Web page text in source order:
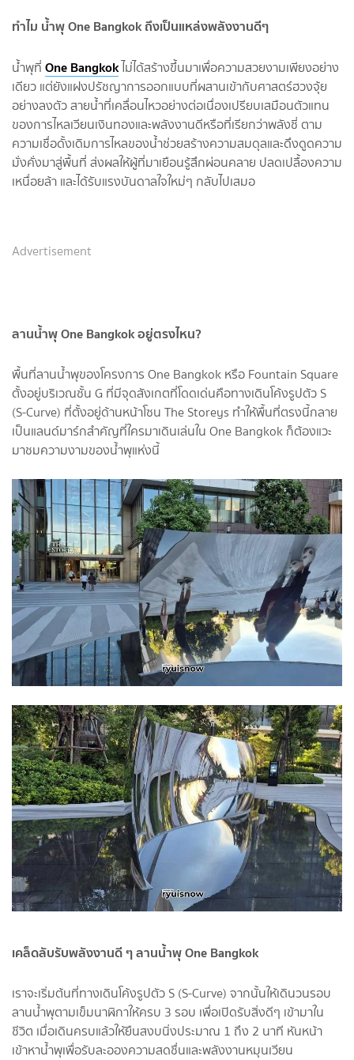
ทำไม น้ำพุ One Bangkok ถึงเป็นแหล่งพลังงานดีๆ
น้ำพุที่ One Bangkokไม่ได้สร้างขึ้นมาเพื่อความสวยงามเพียงอย่าง
เดียว แต่ยังแฝงปรัชญาการออกแบบที่ผสานเข้ากับศาสตร์ฮวงจุ้ย
อย่างลงตัว สายน้ำที่เคลื่อนไหวอย่างต่อเนื่องเปรียบเสมือนตัวแทน
ของการไหลเวียนเงินทองและพลังงานดีหรือที่เรียกว่าพลังชี่ ตาม
ความเชื่อดั้งเดิมการไหลของน้ำช่วยสร้างความสมดุลและดึงดูดความ
มั่งคั่งมาสู่พื้นที่ ส่งผลให้ผู้ที่มาเยือนรู้สึกผ่อนคลาย ปลดเปลื้องความ
เหนื่อยล้า และได้รับแรงบันดาลใจใหม่ๆ กลับไปเสมอ
Advertisement
ลานน้ำพุ One Bangkok อยู่ตรงไหน?
พื้นที่ลานน้ำพุของโครงการ One Bangkok หรือ Fountain Square
ตั้งอยู่บริเวณชั้น G ที่มีจุดสังเกตที่โดดเด่นคือทางเดินโค้งรูปตัว S
(S-Curve) ที่ตั้งอยู่ด้านหน้าโซน The Storeys ทำให้พื้นที่ตรงนี้กลาย
เป็นแลนด์มาร์กสำคัญที่ใครมาเดินเล่นใน One Bangkok ก็ต้องแวะ
มาชมความงามของน้ำพุแห่งนี้
เคล็ดลับรับพลังงานดี ๆ ลานน้ำพุ One Bangkok
เราจะเริ่มต้นที่ทางเดินโค้งรูปตัว S (S-Curve) จากนั้นให้เดินวนรอบ
ลานน้ำพุตามเข็มนาฬิกาให้ครบ 3 รอบ เพื่อเปิดรับสิ่งดีๆ เข้ามาใน
ชีวิต เมื่อเดินครบแล้วให้ยืนสงบนิ่งประมาณ 1 ถึง 2 นาที หันหน้า
เข้าหาน้ำพุเพื่อรับละอองความสดชื่นและพลังงานหมุนเวียน